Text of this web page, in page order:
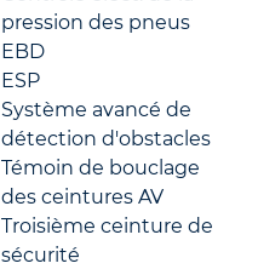
pression des pneus
EBD
ESP
Système avancé de
détection d'obstacles
Témoin de bouclage
des ceintures AV
Troisième ceinture de
sécurité